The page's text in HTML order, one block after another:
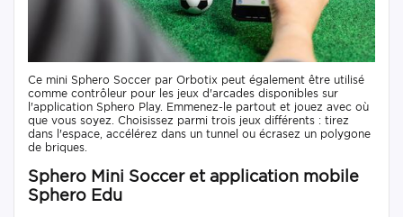
Ce mini Sphero Soccer par Orbotix peut également être utilisé
comme contrôleur pour les jeux d'arcades disponibles sur
l'application Sphero Play. Emmenez-le partout et jouez avec où
que vous soyez. Choisissez parmi trois jeux différents : tirez
dans l'espace, accélérez dans un tunnel ou écrasez un polygone
de briques.
Sphero Mini Soccer et application mobile
Sphero Edu